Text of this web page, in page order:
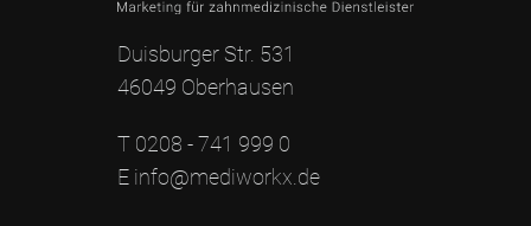
Duisburger Str. 531
46049 Oberhausen
T 0208 - 741 999 0
E info@mediworkx.de